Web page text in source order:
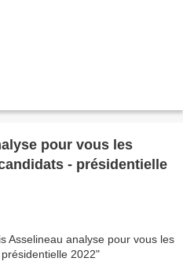
pour vous les
- présidentielle